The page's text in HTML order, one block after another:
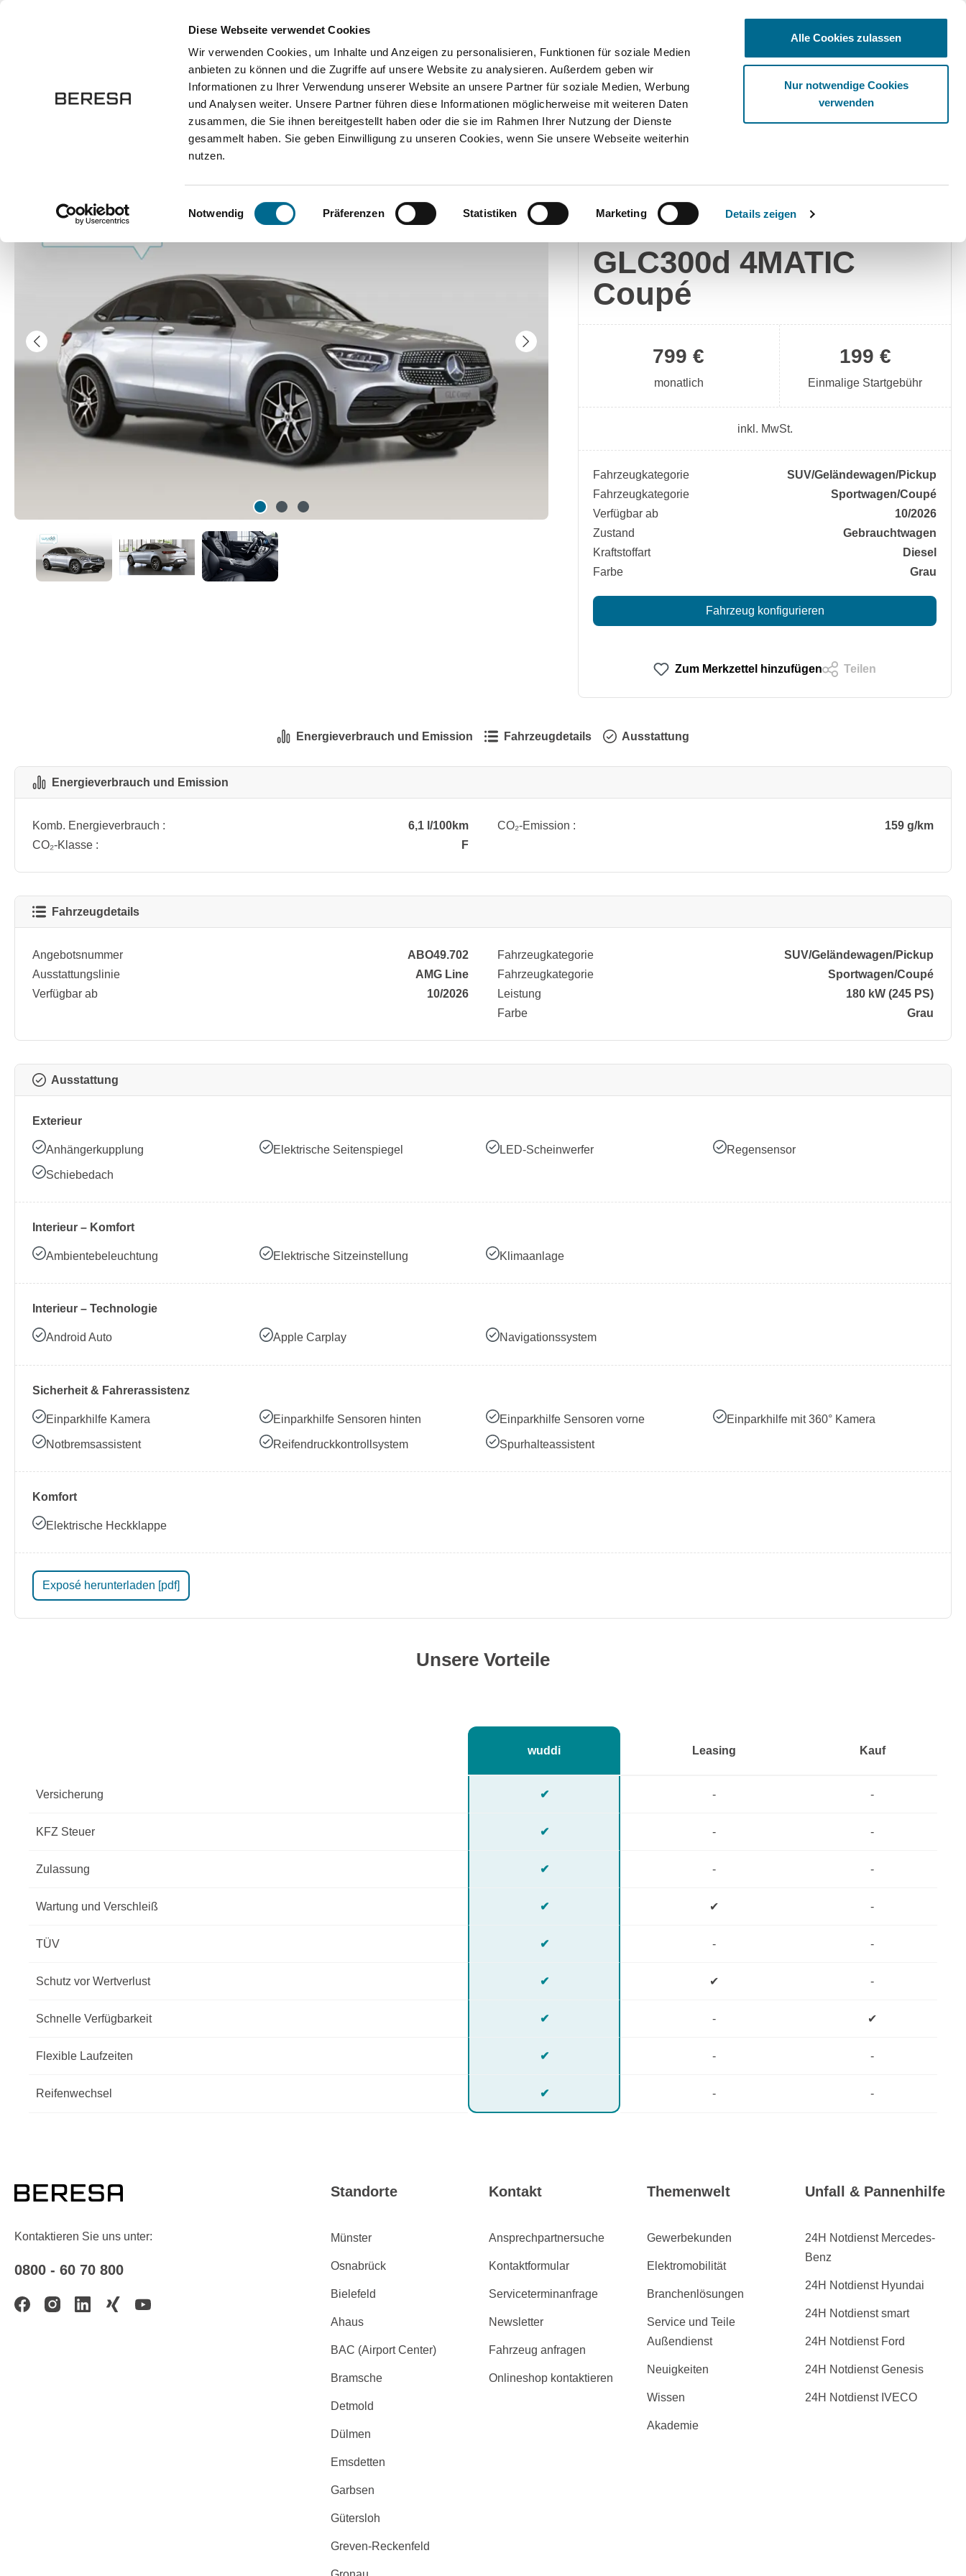
Diese Webseite verwendet Cookies
Wir verwenden Cookies, um Inhalte und Anzeigen zu personalisieren, Funktionen für soziale Medien
anbieten zu können und die Zugriffe auf unsere Website zu analysieren. Außerdem geben wir
Informationen zu Ihrer Verwendung unserer Website an unsere Partner für soziale Medien, Werbung
und Analysen weiter. Unsere Partner führen diese Informationen möglicherweise mit weiteren Daten
zusammen, die Sie ihnen bereitgestellt haben oder die sie im Rahmen Ihrer Nutzung der Dienste
gesammelt haben. Sie geben Einwilligung zu unseren Cookies, wenn Sie unsere Webseite weiterhin
nutzen.
Einwilligungsauswahl
Notwendig Präferenzen Statistiken Marketing Details zeigen
Alle Cookies zulassen
Nur notwendige Cookies
verwenden
Onlineshop
Sportwagen / Coupé
Mercedes-Benz
Mercedes-Benz
GLC300d 4MATIC
Coupé
199 €
Einmalige Startgebühr
799 €
monatlich
inkl. MwSt.
Fahrzeugkategorie
SUV/​Geländewagen/​Pickup
Fahrzeugkategorie
Sportwagen/​Coupé
Verfügbar ab
10/2026
Zustand
Gebrauchtwagen
Kraftstoffart
Diesel
Farbe
Grau
Fahrzeug konfigurieren
Zum Merkzettel hinzufügen Teilen
Energieverbrauch und Emission Fahrzeugdetails Ausstattung
Energieverbrauch und Emission
Komb. Energieverbrauch : 6,1 l/100km CO₂-Emission :
159 g/km
CO₂-Klasse :
F
Fahrzeugdetails
Angebotsnummer
ABO49.702
Ausstattungslinie
AMG Line
Verfügbar ab
10/2026
Fahrzeugkategorie
SUV/​Geländewagen/​Pickup
Fahrzeugkategorie
Sportwagen/​Coupé
Leistung
180 kW (245 PS)
Farbe
Grau
Ausstattung
Exterieur
Anhängerkupplung Elektrische Seitenspiegel LED-Scheinwerfer Regensensor
Schiebedach
Interieur – Komfort
Ambientebeleuchtung Elektrische Sitzeinstellung Klimaanlage
Interieur – Technologie
Android Auto Apple Carplay Navigationssystem
Sicherheit & Fahrerassistenz
Einparkhilfe Kamera Einparkhilfe Sensoren hinten Einparkhilfe Sensoren vorne Einparkhilfe mit 360° Kamera
Notbremsassistent Reifendruckkontrollsystem Spurhalteassistent
Komfort
Elektrische Heckklappe
Exposé herunterladen [pdf]
Unsere Vorteile
wuddi Leasing Kauf
Versicherung ✔ - -
KFZ Steuer ✔ - -
Zulassung ✔ - -
Wartung und Verschleiß ✔ ✔ -
TÜV ✔ - -
Schutz vor Wertverlust ✔ ✔ -
Schnelle Verfügbarkeit ✔ - ✔
Flexible Laufzeiten ✔ - -
Reifenwechsel ✔ - -
Kontaktieren Sie uns unter:
0800 - 60 70 800
Standorte
Münster
Osnabrück
Bielefeld
Ahaus
BAC (Airport Center)
Bramsche
Detmold
Dülmen
Emsdetten
Garbsen
Gütersloh
Greven-Reckenfeld
Kontakt
Ansprechpartnersuche
Kontaktformular
Serviceterminanfrage
Newsletter
Fahrzeug anfragen
Onlineshop kontaktieren
Themenwelt
Gewerbekunden
Elektromobilität
Branchenlösungen
Service und Teile
Außendienst
Neuigkeiten
Wissen
Akademie
Unfall & Pannenhilfe
24H Notdienst Mercedes-
Benz
24H Notdienst Hyundai
24H Notdienst smart
24H Notdienst Ford
24H Notdienst Genesis
24H Notdienst IVECO